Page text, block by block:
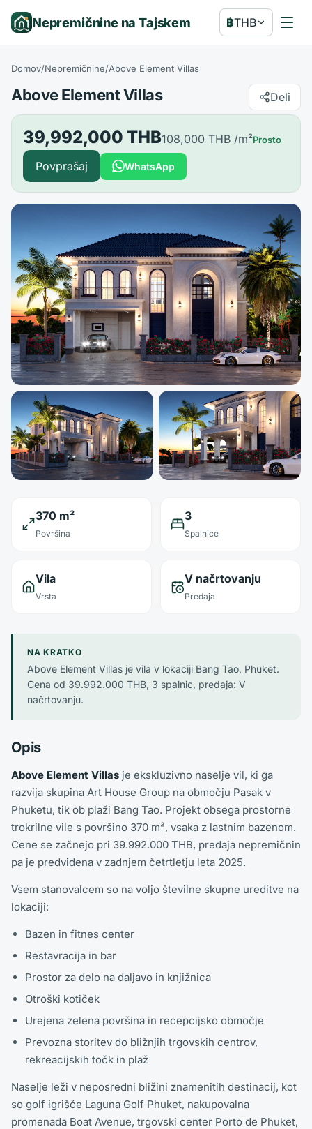
Nepremičnine na Tajskem ฿THB
Domov/Nepremičnine/Above Element Villas
Above Element Villas Deli
39,992,000 THB108,000 THB /m²Prosto
Povprašaj WhatsApp
370 m²
Površina
3
Spalnice
Vila
Vrsta
V načrtovanju
Predaja
NA KRATKO
Above Element Villas je vila v lokaciji Bang Tao, Phuket.
Cena od 39.992.000 THB, 3 spalnic, predaja: V
načrtovanju.
Opis
Above Element Villas je ekskluzivno naselje vil, ki ga
razvija skupina Art House Group na območju Pasak v
Phuketu, tik ob plaži Bang Tao. Projekt obsega prostorne
trokrilne vile s površino 370 m², vsaka z lastnim bazenom.
Cene se začnejo pri 39.992.000 THB, predaja nepremičnin
pa je predvidena v zadnjem četrtletju leta 2025.
Vsem stanovalcem so na voljo številne skupne ureditve na
lokaciji:
Bazen in fitnes center
Restavracija in bar
Prostor za delo na daljavo in knjižnica
Otroški kotiček
Urejena zelena površina in recepcijsko območje
Prevozna storitev do bližnjih trgovskih centrov,
rekreacijskih točk in plaž
Naselje leži v neposredni bližini znamenitih destinacij, kot
so golf igrišče Laguna Golf Phuket, nakupovalna
promenada Boat Avenue, trgovski center Porto de Phuket,